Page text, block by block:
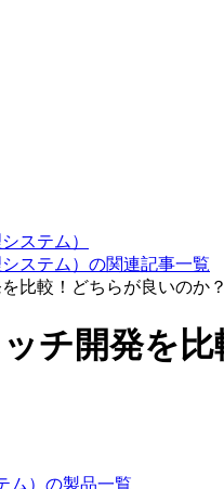
ステム）
ステム）の関連記事一覧
比較！どちらが良いのか
チ開発を
） の製品一覧